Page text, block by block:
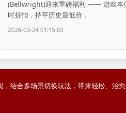
(Bellwright)迎来重磅福利 —— 游戏本
时折扣，持平历史最低价，
2026-03-24 01:15:03
结合多场景切换玩法，带来轻松、治